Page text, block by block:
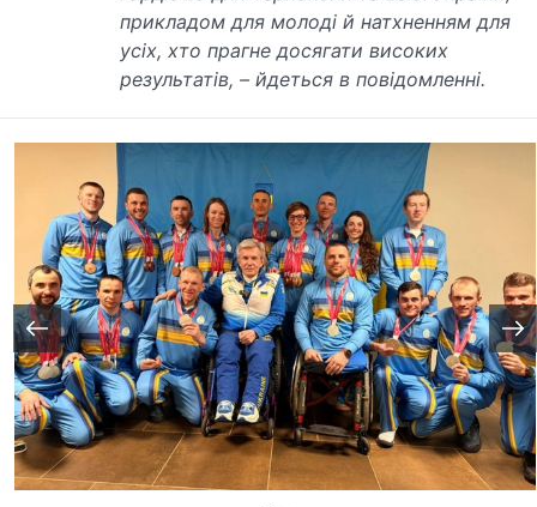
прикладом для молоді й натхненням для
усіх, хто прагне досягати високих
результатів, – йдеться в повідомленні.